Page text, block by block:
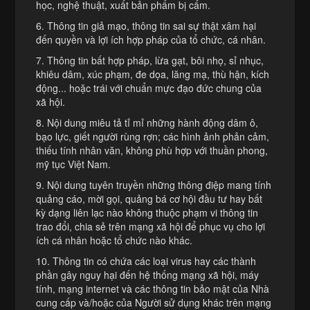
học, nghệ thuật, xuất bản phẩm bị cấm.
6. Thông tin giả mạo, thông tin sai sự thật xâm hại
đến quyền và lợi ích hợp pháp của tổ chức, cá nhân.
7. Thông tin bất hợp pháp, lừa gạt, bôi nhọ, sỉ nhục,
khiêu dâm, xúc phạm, đe dọa, lăng mạ, thù hận, kích
động... hoặc trái với chuẩn mực đạo đức chung của
xã hội.
8. Nội dung miêu tả tỉ mỉ những hành động dâm ô,
bạo lực, giết người rùng rợn; các hình ảnh phản cảm,
thiếu tính nhân văn, không phù hợp với thuần phong,
mỹ tục Việt Nam.
9. Nội dung tuyên truyền những thông điệp mang tính
quảng cáo, mời gọi, quảng bá cơ hội đầu tư hay bất
kỳ dạng liên lạc nào không thuộc phạm vi thông tin
trao đổi, chia sẻ trên mạng xã hội để phục vụ cho lợi
ích cá nhân hoặc tổ chức nào khác.
10. Thông tin có chứa các loại virus hay các thành
phần gây nguy hại đến hệ thống mạng xã hội, máy
tính, mạng internet và các thông tin bảo mật của Nhà
cung cấp và/hoặc của Người sử dụng khác trên mạng